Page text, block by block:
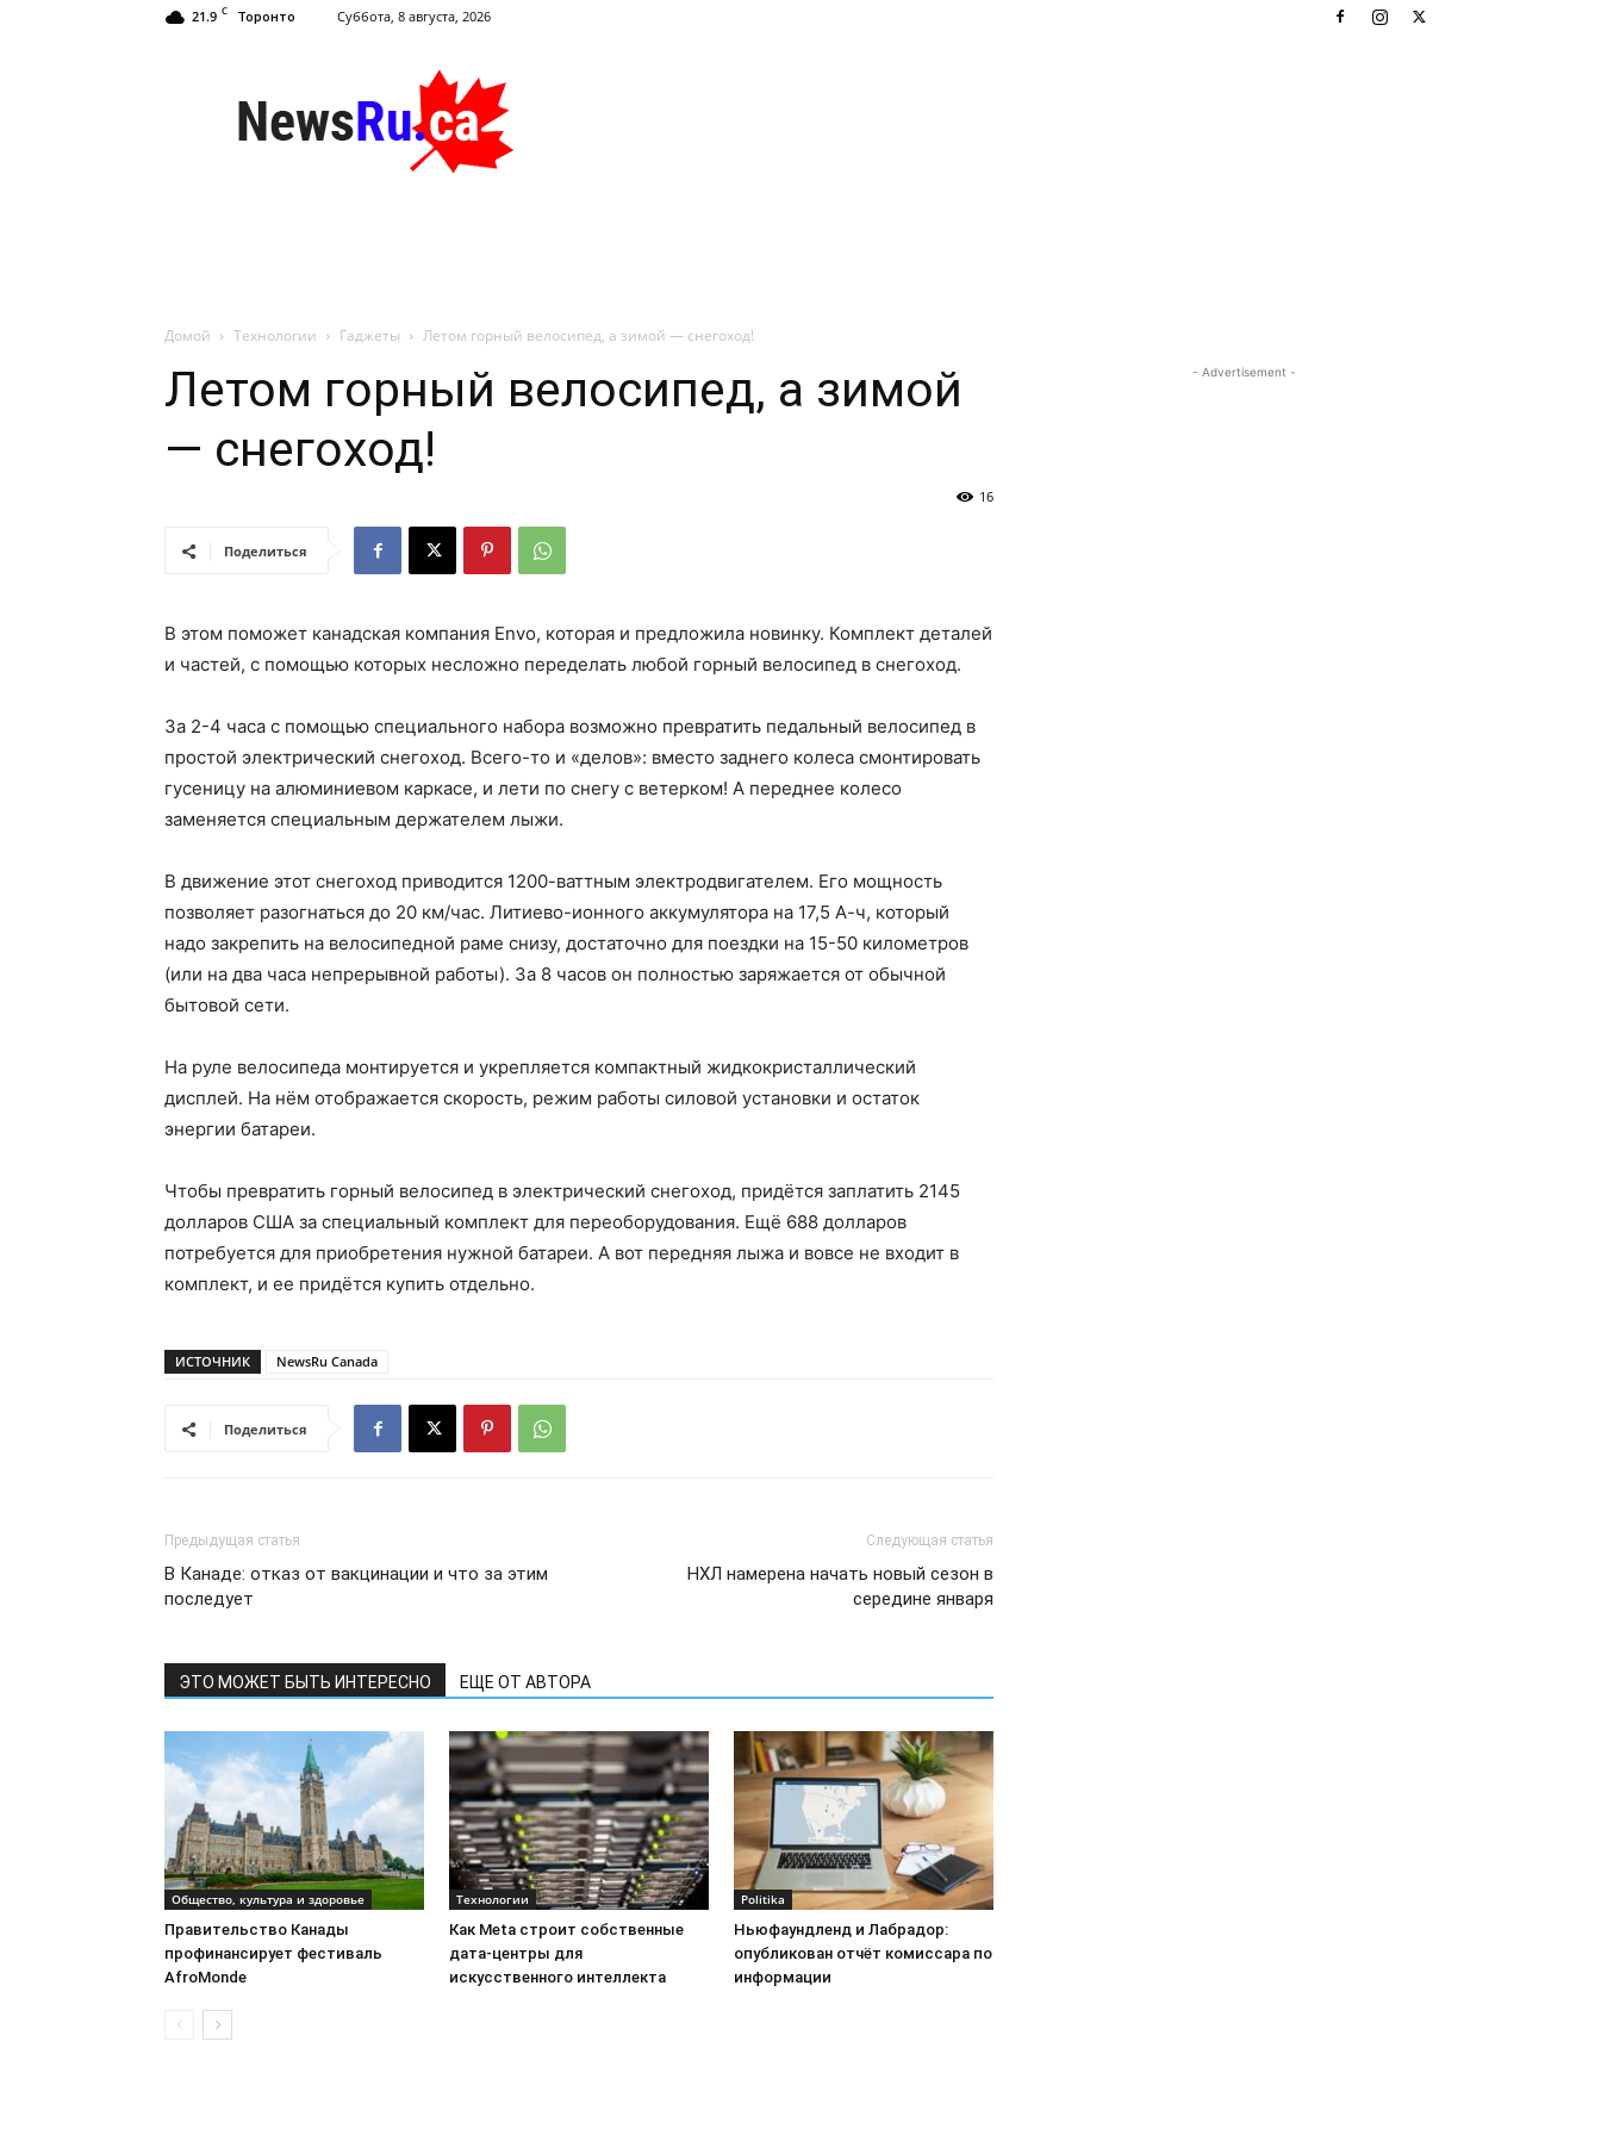
21.9 C Торонто Суббота, 8 августа, 2026
NewsRu.Ca
Домой Технологии Гаджеты Летом горный велосипед, а зимой — снегоход!
Летом горный велосипед, а зимой
— снегоход!
16
Поделиться
В этом поможет канадская компания Envo, которая и предложила новинку. Комплект деталей
и частей, с помощью которых несложно переделать любой горный велосипед в снегоход.
За 2-4 часа с помощью специального набора возможно превратить педальный велосипед в
простой электрический снегоход. Всего-то и «делов»: вместо заднего колеса смонтировать
гусеницу на алюминиевом каркасе, и лети по снегу с ветерком! А переднее колесо
заменяется специальным держателем лыжи.
В движение этот снегоход приводится 1200-ваттным электродвигателем. Его мощность
позволяет разогнаться до 20 км/час. Литиево-ионного аккумулятора на 17,5 А-ч, который
надо закрепить на велосипедной раме снизу, достаточно для поездки на 15-50 километров
(или на два часа непрерывной работы). За 8 часов он полностью заряжается от обычной
бытовой сети.
На руле велосипеда монтируется и укрепляется компактный жидкокристаллический
дисплей. На нём отображается скорость, режим работы силовой установки и остаток
энергии батареи.
Чтобы превратить горный велосипед в электрический снегоход, придётся заплатить 2145
долларов США за специальный комплект для переоборудования. Ещё 688 долларов
потребуется для приобретения нужной батареи. А вот передняя лыжа и вовсе не входит в
комплект, и ее придётся купить отдельно.
ИСТОЧНИК NewsRu Canada
Поделиться
Предыдущая статья
В Канаде: отказ от вакцинации и что за этим
последует
Следующая статья
НХЛ намерена начать новый сезон в
середине января
ЭТО МОЖЕТ БЫТЬ ИНТЕРЕСНО ЕЩЕ ОТ АВТОРА
Общество, культура и здоровье
Правительство Канады
профинансирует фестиваль
AfroMonde
Технологии
Как Meta строит собственные
дата-центры для
искусственного интеллекта
Politika
Ньюфаундленд и Лабрадор:
опубликован отчёт комиссара по
информации
- Advertisement -